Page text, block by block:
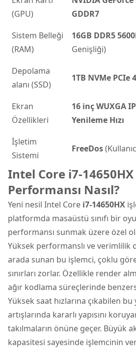
(GPU)
GDDR7
Sistem Belleği
(RAM)
16GB DDR5
Genişliği)
Depolama
alanı (SSD)
1TB NVMe PCIe
Ekran
Özellikleri
16 inç WUXGA
Yenileme Hızı
İşletim
Sistemi
FreeDos
Intel Core i7-
Performansı Nasıl?
Yeni nesil Intel Core i7-14650HX
platformda masaüstü sınıfı bir
performansı sunmak üzere özel
Yüksek performanslı ve verimlilik
arada sunan bu işlemci, çoklu
sınırları zorlar. Özellikle render
ağır kodlama süreçlerinde
Yüksek saat hızlarına çıkabilen
artışlarında kararlı yapısını
takılmaların önüne geçer. Büyük
kapasitesi sayesinde işlemcinin